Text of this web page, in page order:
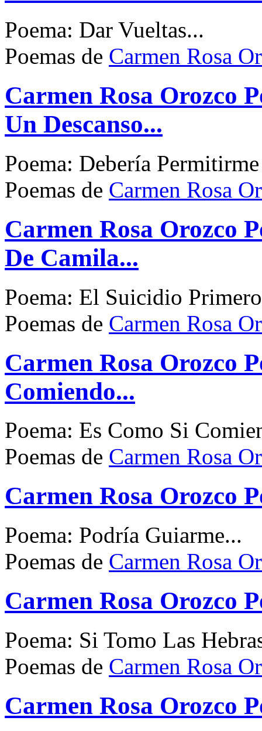
Poema: Dar Vueltas...
Poemas de Carmen Rosa
Carmen Rosa Orozco
Un Descanso...
Poema: Debería
Poemas de Carmen Rosa
Carmen Rosa Orozco
De Camila...
Poema: El Suicidio
Poemas de Carmen Rosa
Carmen Rosa Orozco
Comiendo...
Poema: Es Como Si
Poemas de Carmen Rosa
Carmen Rosa Orozco
Poema: Podría Guiarme...
Poemas de Carmen Rosa
Carmen Rosa Orozco
Poema: Si Tomo Las
Poemas de Carmen Rosa
Carmen Rosa Orozco